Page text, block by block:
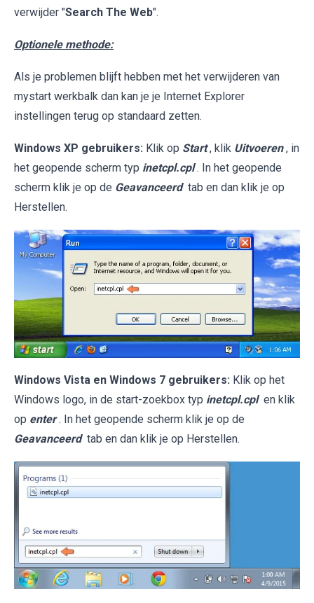
verwijder "Search The Web".
Optionele methode:
Als je problemen blijft hebben met het verwijderen van
mystart werkbalk dan kan je je Internet Explorer
instellingen terug op standaard zetten.
Windows XP gebruikers: Klik op Start , klik Uitvoeren , in
het geopende scherm typ inetcpl.cpl . In het geopende
scherm klik je op de Geavanceerd tab en dan klik je op
Herstellen.
Windows Vista en Windows 7 gebruikers: Klik op het
Windows logo, in de start-zoekbox typ inetcpl.cpl en klik
op enter . In het geopende scherm klik je op de
Geavanceerd tab en dan klik je op Herstellen.